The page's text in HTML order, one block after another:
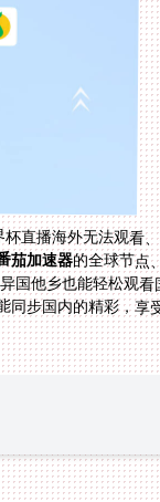
直播海外无法观看
茄加速器的全球节点
支持、稳定无限流量、数据加密、售后保障，以及针对2026世界杯的场
育赛事和电视节目。只要选对工具，海外观赛自由不是梦，无论是欧洲杯